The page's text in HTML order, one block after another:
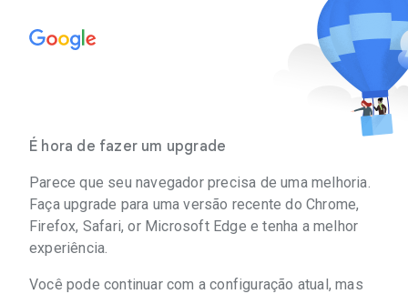
É hora de fazer um upgrade
Parece que seu navegador precisa de uma melhoria.
Faça upgrade para uma versão recente do Chrome,
Firefox, Safari, or Microsoft Edge e tenha a melhor
experiência.
Você pode continuar com a configuração atual, mas